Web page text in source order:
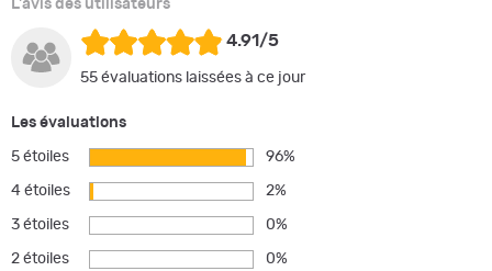
L'avis des utilisateurs
4.91/5
55 évaluations laissées à ce jour
Les évaluations
5 étoiles 96%
4 étoiles 2%
3 étoiles 0%
2 étoiles 0%